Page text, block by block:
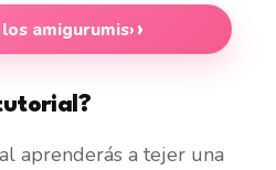
amigurumis›
aprenderás a tejer una